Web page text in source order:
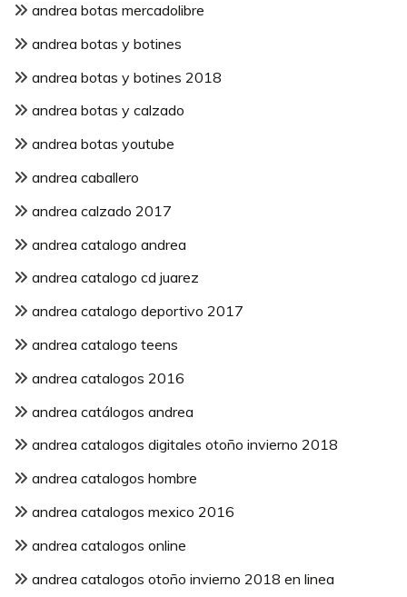
andrea botas mercadolibre
andrea botas y botines
andrea botas y botines 2018
andrea botas y calzado
andrea botas youtube
andrea caballero
andrea calzado 2017
andrea catalogo andrea
andrea catalogo cd juarez
andrea catalogo deportivo 2017
andrea catalogo teens
andrea catalogos 2016
andrea catálogos andrea
andrea catalogos digitales otoño invierno 2018
andrea catalogos hombre
andrea catalogos mexico 2016
andrea catalogos online
andrea catalogos otoño invierno 2018 en linea